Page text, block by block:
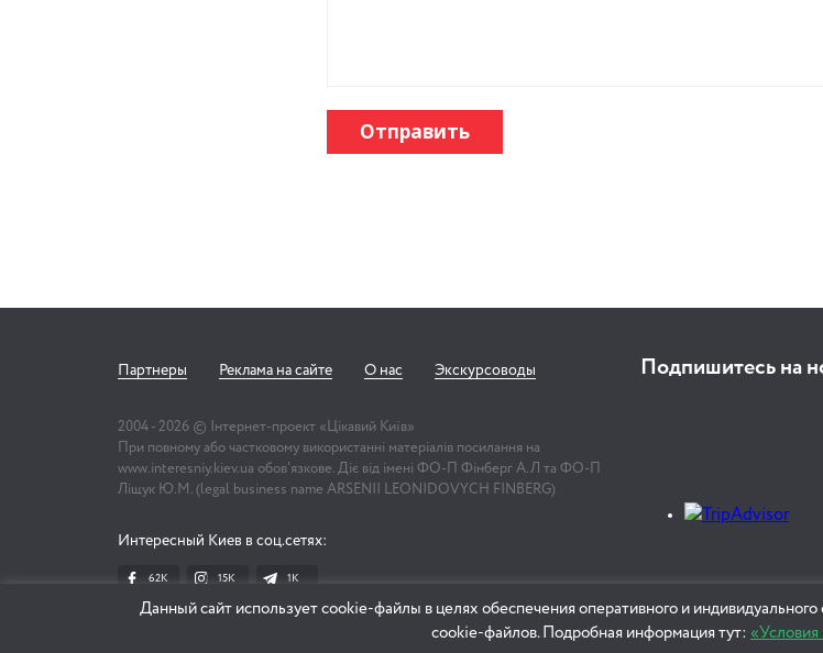
Данный сайт использует cookie-файлы в целях обеспечения оперативного и
cookie-файлов. Подробная информация тут:
Отправить
Партнеры Реклама на сайте О нас Экскурсоводы
2004 - 2026 © Інтернет-проект «Цікавий Київ»
При повному або частковому використанні матеріалів посилання на
www.interesniy.kiev.ua обов'язкове. Діє від імені ФО-П Фінберг А.Л та ФО-П
Ліщук Ю.М. (legal business name ARSENII LEONIDOVYCH FINBERG)
Интересный Киев в соц.сетях:
62K 15K 1К
Подпишитесь на